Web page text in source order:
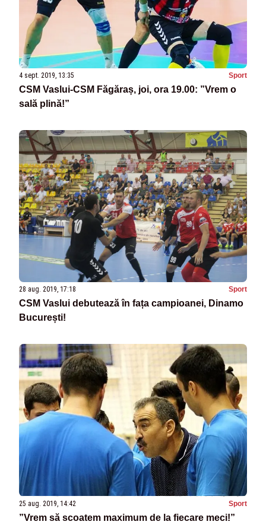
4 sept. 2019, 13:35 Sport
CSM Vaslui-CSM Făgăraș, joi, ora 19.00: ”Vrem o
sală plină!”
28 aug. 2019, 17:18 Sport
CSM Vaslui debutează în fața campioanei, Dinamo
București!
25 aug. 2019, 14:42 Sport
”Vrem să scoatem maximum de la fiecare meci!”